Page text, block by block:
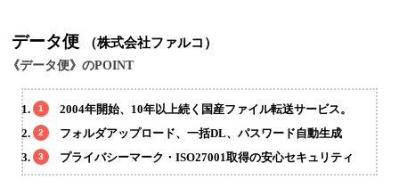
データ便 （株式会社ファルコ）
《データ便》のPOINT
2004年開始、10年以上続く国産ファイル転送サービス。
フォルダアップロード、一括DL、パスワード自動生成
プライバシーマーク・ISO27001取得の安心セキュリティ